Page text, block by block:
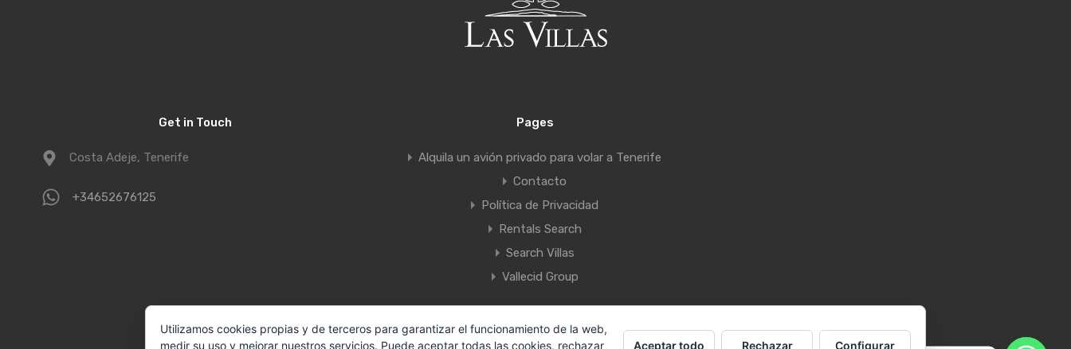
Get in Touch
Costa Adeje, Tenerife
+34652676125
Pages
Alquila un avión privado para volar a Tenerife
Contacto
Política de Privacidad
Rentals Search
Search Villas
Vallecid Group
Villas Tenerife by Vallecid s.l. | Designed by Canarias.com
Utilizamos cookies propias y de terceros para garantizar el funcionamiento de la web,
medir su uso y mejorar nuestros servicios. Puede aceptar todas las cookies, rechazar
Aceptar todo Rechazar Configurar